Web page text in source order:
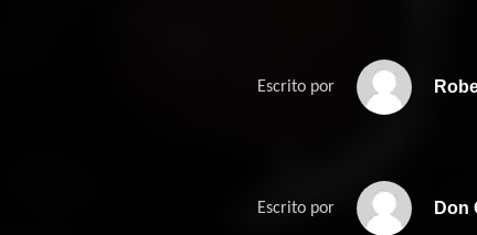
Escrito por
Escrito por Don